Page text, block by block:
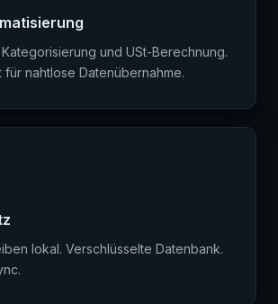
und USt-Berechnung.
für nahtlose Datenübernahme.
lokal. Verschlüsselte Datenbank.